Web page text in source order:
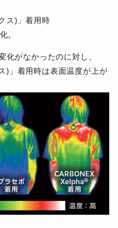
ス)」着用時
。
化がなかったのに対し、
)」着用時は表面温度が上が